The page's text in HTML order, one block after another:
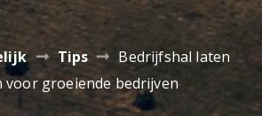
Tips
Bedrijfshal laten
voor groeiende bedrijven